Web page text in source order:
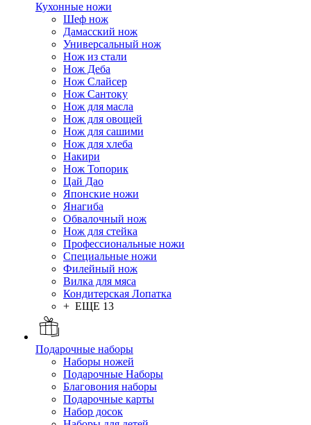
Кухонные ножи
Шеф нож
Дамасский нож
Универсальный нож
Нож из стали
Нож Деба
Нож Слайсер
Нож Сантоку
Нож для масла
Нож для овощей
Нож для сашими
Нож для хлеба
Накири
Нож Топорик
Цай Дао
Японские ножи
Янагиба
Обвалочный нож
Нож для стейка
Профессиональные ножи
Специальные ножи
Филейный нож
Вилка для мяса
Кондитерская Лопатка
+ ЕЩЕ 13
Подарочные наборы
Наборы ножей
Подарочные Наборы
Благовония наборы
Подарочные карты
Набор досок